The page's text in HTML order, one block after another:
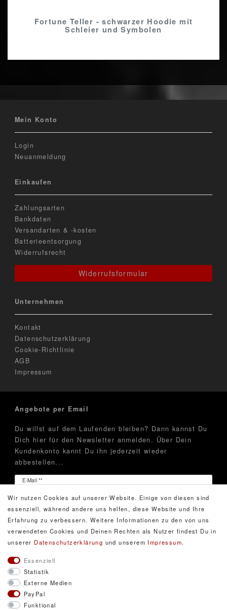
Fortune Teller - schwarzer Hoodie mit
Schleier und Symbolen
Mein Konto
Login
Neuanmeldung
Einkaufen
Zahlungsarten
Bankdaten
Versandarten & -kosten
Batterieentsorgung
Widerrufsrecht
Widerrufsformular
Unternehmen
Kontakt
Datenschutzerklärung
Cookie-Richtlinie
AGB
Impressum
Angebote per Email
Du willst auf dem Laufenden bleiben? Dann kannst Du
Dich hier für den Newsletter anmelden. Über Dein
Kundenkonto kannt Du ihn jederzeit wieder
abbestellen...
E-Mail **
Newsletter
Hiermit bestätige ich, dass ich die
Daten­schutz­erklärung
gelesen habe. Meine Einwilligung kann ich jederzeit
widerrufen.**
Wir nutzen Cookies auf unserer Website. Einige von diesen sind
essenziell, während andere uns helfen, diese Website und Ihre
Erfahrung zu verbessern. Weitere Informationen zu den von uns
verwendeten Cookies und Deinen Rechten als Nutzer findest Du in
unserer Daten­schutz­erklärung und unserem Impressum.
Essenziell
Statistik
Externe Medien
PayPal
Funktional